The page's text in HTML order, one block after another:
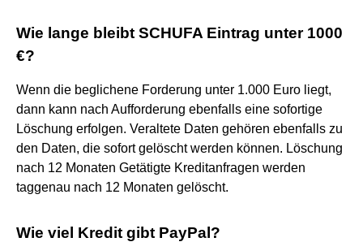
Wie lange bleibt SCHUFA Eintrag unter 1000
€?
Wenn die beglichene Forderung unter 1.000 Euro liegt,
dann kann nach Aufforderung ebenfalls eine sofortige
Löschung erfolgen. Veraltete Daten gehören ebenfalls zu
den Daten, die sofort gelöscht werden können. Löschung
nach 12 Monaten Getätigte Kreditanfragen werden
taggenau nach 12 Monaten gelöscht.
Wie viel Kredit gibt PayPal?